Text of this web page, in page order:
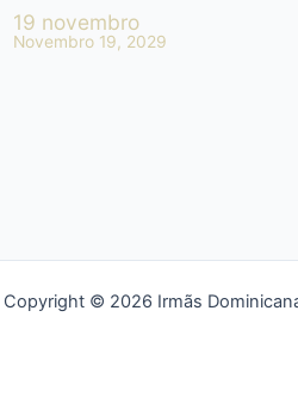
19 novembro
Novembro 19, 2029
Copyright © 2026 Irmãs